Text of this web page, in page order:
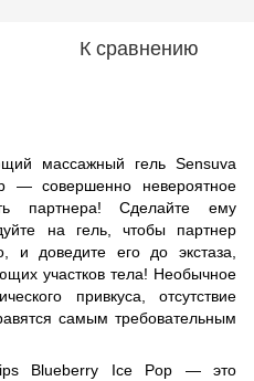
К сравнению
массажный гель Sensuva
— совершенно невероятное
партнера! Сделайте ему
на гель, чтобы партнер
и доведите его до экстаза,
участков тела! Необычное
привкуса, отсутствие
самым требовательным
Blueberry Ice Pop — это